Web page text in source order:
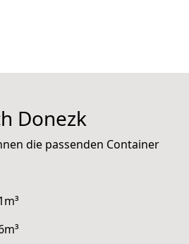
Donezk
die passenden Container